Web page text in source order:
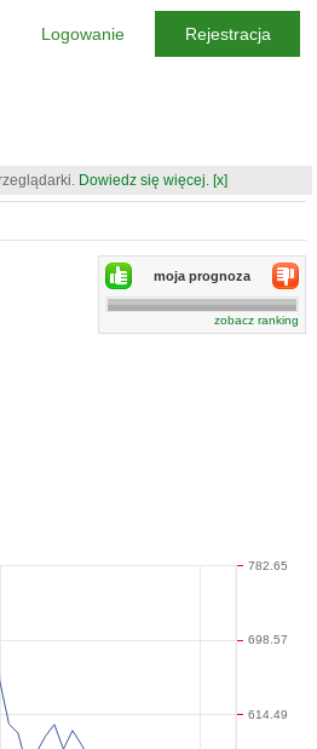
Dowiedz się więcej. [x]
moja prognoza
zobacz ranking
614.49
698.57
782.65
Logowanie Rejestracja